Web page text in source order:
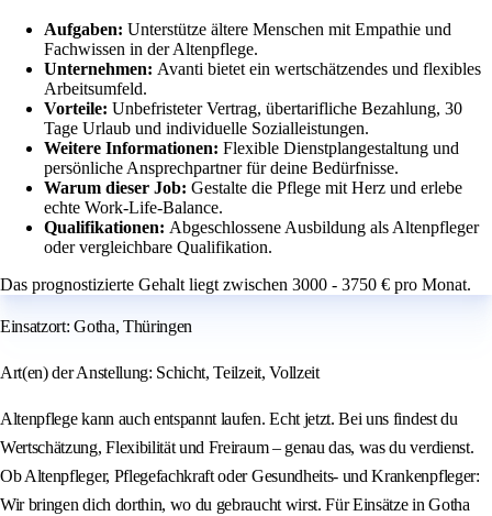
Aufgaben: Unterstütze ältere Menschen mit Empathie und
Fachwissen in der Altenpflege.
Unternehmen: Avanti bietet ein wertschätzendes und flexibles
Arbeitsumfeld.
Vorteile: Unbefristeter Vertrag, übertarifliche Bezahlung, 30
Tage Urlaub und individuelle Sozialleistungen.
Weitere Informationen: Flexible Dienstplangestaltung und
persönliche Ansprechpartner für deine Bedürfnisse.
Warum dieser Job: Gestalte die Pflege mit Herz und erlebe
echte Work-Life-Balance.
Qualifikationen: Abgeschlossene Ausbildung als Altenpfleger
oder vergleichbare Qualifikation.
Das prognostizierte Gehalt liegt zwischen 3000 - 3750 € pro Monat.
Einsatzort: Gotha, Thüringen
Art(en) der Anstellung: Schicht, Teilzeit, Vollzeit
Altenpflege kann auch entspannt laufen. Echt jetzt. Bei uns findest du
Wertschätzung, Flexibilität und Freiraum – genau das, was du verdienst.
Ob Altenpfleger, Pflegefachkraft oder Gesundheits- und Krankenpfleger:
Wir bringen dich dorthin, wo du gebraucht wirst. Für Einsätze in Gotha